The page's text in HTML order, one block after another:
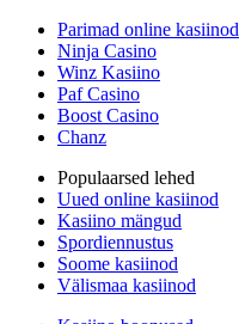
Parimad online kasiinod
Ninja Casino
Winz Kasiino
Paf Casino
Boost Casino
Chanz
Populaarsed lehed
Uued online kasiinod
Kasiino mängud
Spordiennustus
Soome kasiinod
Välismaa kasiinod